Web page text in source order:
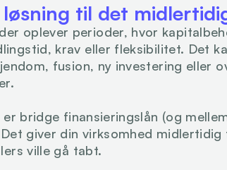
til det
oplever perioder, hvor
krav eller fleksibilitet. Det
fusion, ny investering eller
bridge finansieringslån (og
giver din virksomhed midlertidig
ville gå tabt.